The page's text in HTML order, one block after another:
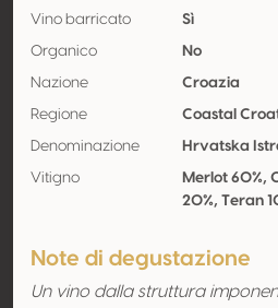
Vino barricato Sì
Organico No
Nazione Croazia
Regione Coastal
Denominazione Hrvatska
Vitigno
Merlot 60%,
20%, Teran
Note di degustazione
Un vino dalla struttura